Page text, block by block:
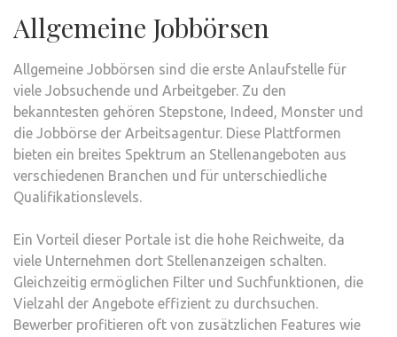
Allgemeine Jobbörsen
Allgemeine Jobbörsen sind die erste Anlaufstelle für
viele Jobsuchende und Arbeitgeber. Zu den
bekanntesten gehören Stepstone, Indeed, Monster und
die Jobbörse der Arbeitsagentur. Diese Plattformen
bieten ein breites Spektrum an Stellenangeboten aus
verschiedenen Branchen und für unterschiedliche
Qualifikationslevels.
Ein Vorteil dieser Portale ist die hohe Reichweite, da
viele Unternehmen dort Stellenanzeigen schalten.
Gleichzeitig ermöglichen Filter und Suchfunktionen, die
Vielzahl der Angebote effizient zu durchsuchen.
Bewerber profitieren oft von zusätzlichen Features wie